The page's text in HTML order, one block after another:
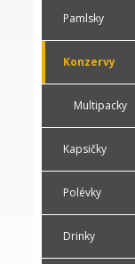
Pamlsky
Konzervy
Multipacky
Kapsičky
Polévky
Drinky